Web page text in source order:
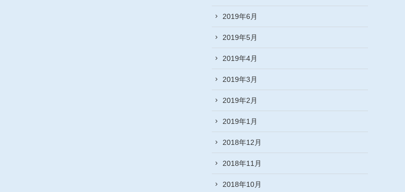
2019年6月
2019年5月
2019年4月
2019年3月
2019年2月
2019年1月
2018年12月
2018年11月
2018年10月